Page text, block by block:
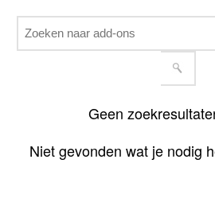
Geen
Niet gevonden wat je nodig